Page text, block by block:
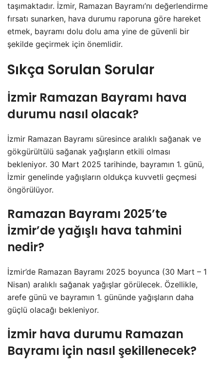
taşımaktadır. İzmir, Ramazan Bayramı’nı değerlendirme
fırsatı sunarken, hava durumu raporuna göre hareket
etmek, bayramı dolu dolu ama yine de güvenli bir
şekilde geçirmek için önemlidir.
Sıkça Sorulan Sorular
İzmir Ramazan Bayramı hava
durumu nasıl olacak?
İzmir Ramazan Bayramı süresince aralıklı sağanak ve
gökgürültülü sağanak yağışların etkili olması
bekleniyor. 30 Mart 2025 tarihinde, bayramın 1. günü,
İzmir genelinde yağışların oldukça kuvvetli geçmesi
öngörülüyor.
Ramazan Bayramı 2025’te
İzmir’de yağışlı hava tahmini
nedir?
İzmir’de Ramazan Bayramı 2025 boyunca (30 Mart – 1
Nisan) aralıklı sağanak yağışlar görülecek. Özellikle,
arefe günü ve bayramın 1. gününde yağışların daha
güçlü olacağı bekleniyor.
İzmir hava durumu Ramazan
Bayramı için nasıl şekillenecek?